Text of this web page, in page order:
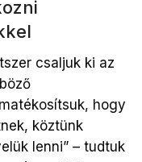
csaljuk ki az
hogy
köztünk
lenni” – tudtuk